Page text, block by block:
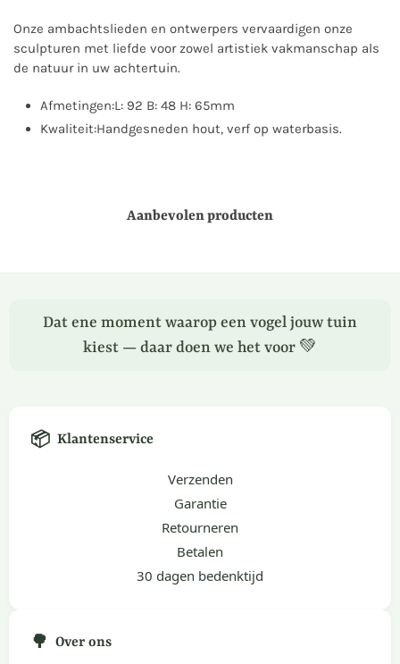
Onze ambachtslieden en ontwerpers vervaardigen onze
sculpturen met liefde voor zowel artistiek vakmanschap als
de natuur in uw achtertuin.
Afmetingen:L: 92 B: 48 H: 65mm
Kwaliteit:Handgesneden hout, verf op waterbasis.
Aanbevolen producten
Dat ene moment waarop een vogel jouw tuin
kiest — daar doen we het voor 💚
📦 Klantenservice
Verzenden
Garantie
Retourneren
Betalen
30 dagen bedenktijd
🌳 Over ons